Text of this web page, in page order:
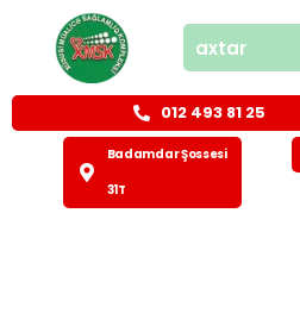
012 493 81 25
Badamdar Şossesi
31T